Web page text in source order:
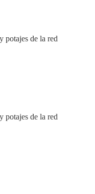
potajes de la red
potajes de la red